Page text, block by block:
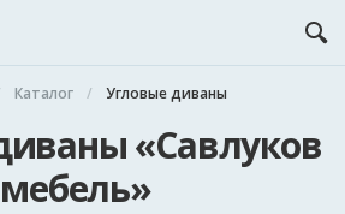
Каталог Угловые диваны
«Савлуков
мебель»